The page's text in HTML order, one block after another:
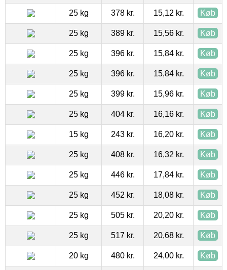
25 kg 378 kr. 15,12 kr. Køb
25 kg 389 kr. 15,56 kr. Køb
25 kg 396 kr. 15,84 kr. Køb
25 kg 396 kr. 15,84 kr. Køb
25 kg 399 kr. 15,96 kr. Køb
25 kg 404 kr. 16,16 kr. Køb
15 kg 243 kr. 16,20 kr. Køb
25 kg 408 kr. 16,32 kr. Køb
25 kg 446 kr. 17,84 kr. Køb
25 kg 452 kr. 18,08 kr. Køb
25 kg 505 kr. 20,20 kr. Køb
25 kg 517 kr. 20,68 kr. Køb
20 kg 480 kr. 24,00 kr. Køb